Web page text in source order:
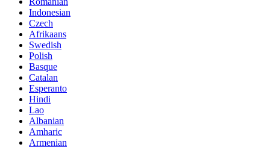
Indonesian
Czech
Afrikaans
Swedish
Polish
Basque
Catalan
Esperanto
Hindi
Lao
Albanian
Amharic
Armenian